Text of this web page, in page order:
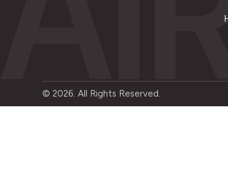
© 2026. All Rights Reserved.